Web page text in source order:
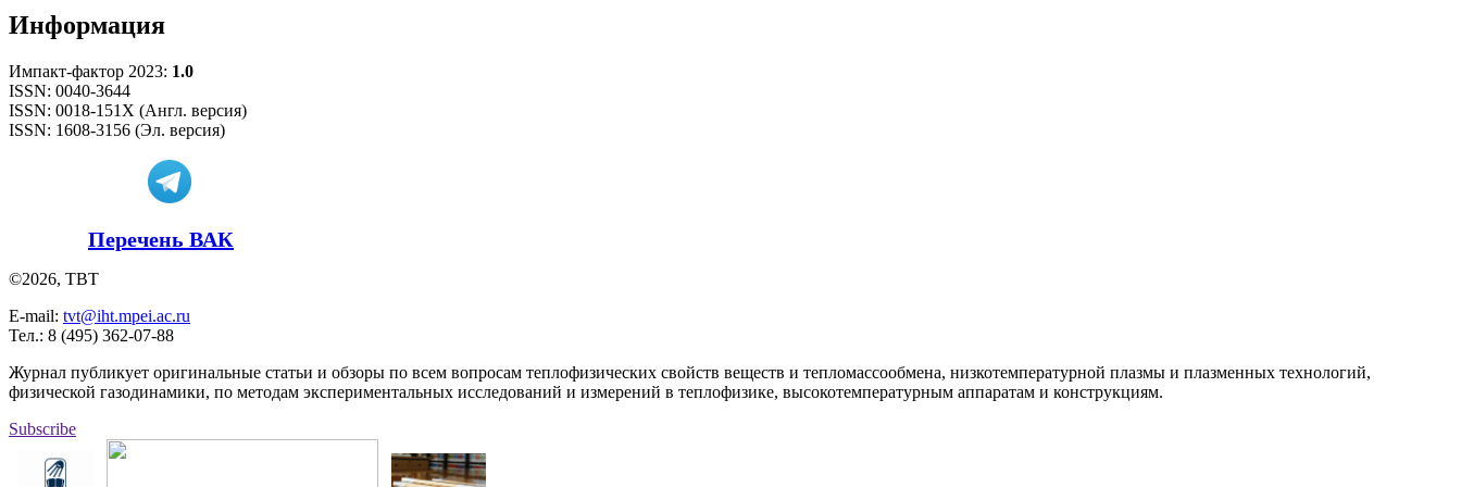
Информация
Импакт-фактор 2023: 1.0
ISSN: 0040-3644
ISSN: 0018-151X (Англ. версия)
ISSN: 1608-3156 (Эл. версия)
Перечень ВАК
©2026, ТВТ
E-mail: tvt@iht.mpei.ac.ru
Тел.: 8 (495) 362-07-88
Журнал публикует оригинальные статьи и обзоры по всем вопросам теплофизических свойств веществ и тепломассообмена, низкотемпературной плазмы и плазменных технологий,
физической газодинамики, по методам экспериментальных исследований и измерений в теплофизике, высокотемпературным аппаратам и конструкциям.
Subscribe